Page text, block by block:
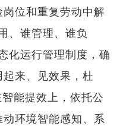
位和重复劳动中解
、谁管理、谁负
化运行管理制度，确
来、见效果，杜
能提效上，依托公
环境智能感知、系